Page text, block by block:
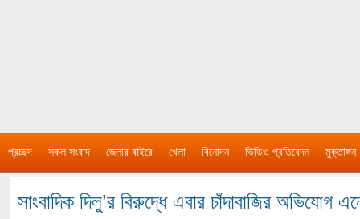
প্রচ্ছদ সকল সংবাদ জেলার বাইরে খেলা বিনোদন ভিডিও প্রতিবেদন মুক্তাঙ্গন
সাংবাদিক দিলু’র বিরুদ্ধে এবার চাঁদাবাজির অভিযোগ